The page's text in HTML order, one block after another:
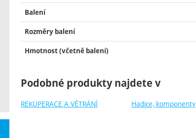
Balení
Rozměry balení
Hmotnost (včetně balení)
Podobné produkty najdete v
REKUPERACE A VĚTRÁNÍ Hadice, komponenty